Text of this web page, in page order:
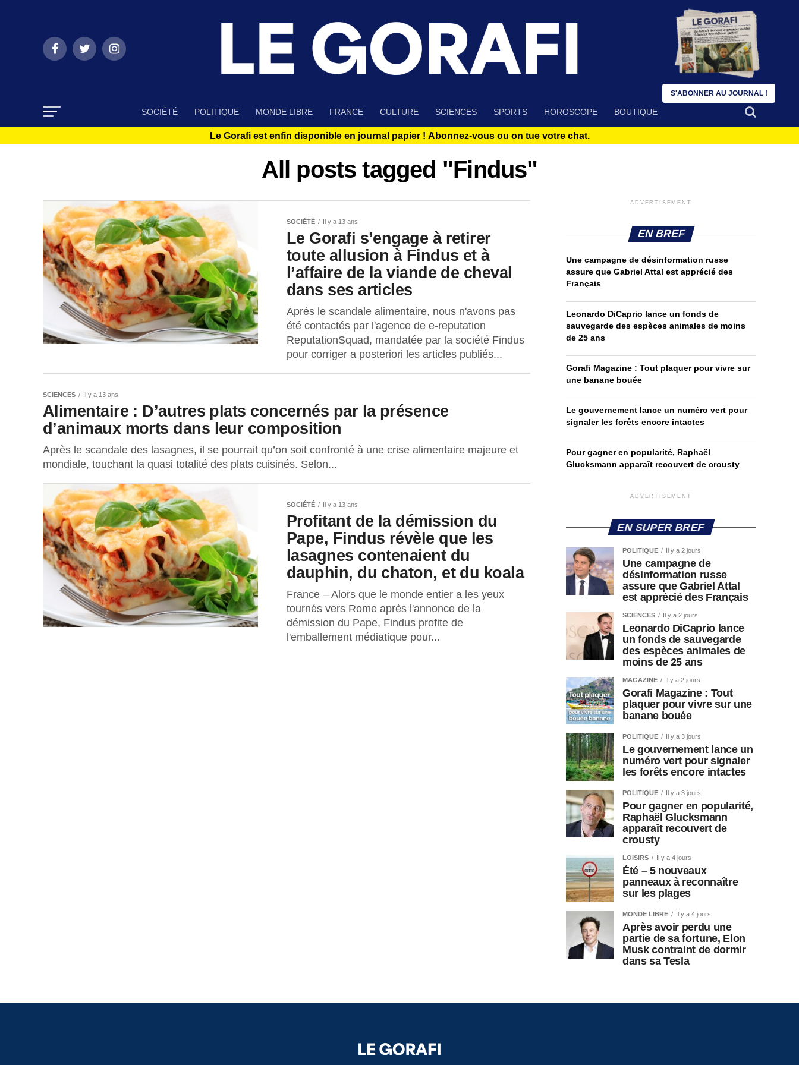
SOCIÉTÉ POLITIQUE MONDE LIBRE FRANCE CULTURE SCIENCES SPORTS HOROSCOPE BOUTIQUE
Le Gorafi est enfin disponible en journal papier ! Abonnez-vous ou on tue votre chat.
All posts tagged "Findus"
SOCIÉTÉ Il y a 13 ans
Le Gorafi s’engage à retirer
toute allusion à Findus et à
l’affaire de la viande de cheval
dans ses articles
Après le scandale alimentaire, nous n'avons pas
été contactés par l'agence de e-reputation
ReputationSquad, mandatée par la société Findus
pour corriger a posteriori les articles publiés...
SCIENCES Il y a 13 ans
Alimentaire : D’autres plats concernés par la présence
d’animaux morts dans leur composition
Après le scandale des lasagnes, il se pourrait qu’on soit confronté à une crise alimentaire majeure et
mondiale, touchant la quasi totalité des plats cuisinés. Selon...
SOCIÉTÉ Il y a 13 ans
Profitant de la démission du
Pape, Findus révèle que les
lasagnes contenaient du
dauphin, du chaton, et du koala
France – Alors que le monde entier a les yeux
tournés vers Rome après l'annonce de la
démission du Pape, Findus profite de
l'emballement médiatique pour...
ADVERTISEMENT
EN BREF
Une campagne de désinformation russe
assure que Gabriel Attal est apprécié des
Français
Leonardo DiCaprio lance un fonds de
sauvegarde des espèces animales de moins
de 25 ans
Gorafi Magazine : Tout plaquer pour vivre sur
une banane bouée
Le gouvernement lance un numéro vert pour
signaler les forêts encore intactes
Pour gagner en popularité, Raphaël
Glucksmann apparaît recouvert de crousty
ADVERTISEMENT
EN SUPER BREF
POLITIQUE Il y a 2 jours
Une campagne de
désinformation russe
assure que Gabriel Attal
est apprécié des Français
SCIENCES Il y a 2 jours
Leonardo DiCaprio lance
un fonds de sauvegarde
des espèces animales de
moins de 25 ans
MAGAZINE Il y a 2 jours
Gorafi Magazine : Tout
plaquer pour vivre sur une
banane bouée
POLITIQUE Il y a 3 jours
Le gouvernement lance un
numéro vert pour signaler
les forêts encore intactes
POLITIQUE Il y a 3 jours
Pour gagner en popularité,
Raphaël Glucksmann
apparaît recouvert de
crousty
LOISIRS Il y a 4 jours
Été – 5 nouveaux
panneaux à reconnaître
sur les plages
MONDE LIBRE Il y a 4 jours
Après avoir perdu une
partie de sa fortune, Elon
Musk contraint de dormir
dans sa Tesla
S'ABONNER AU JOURNAL !